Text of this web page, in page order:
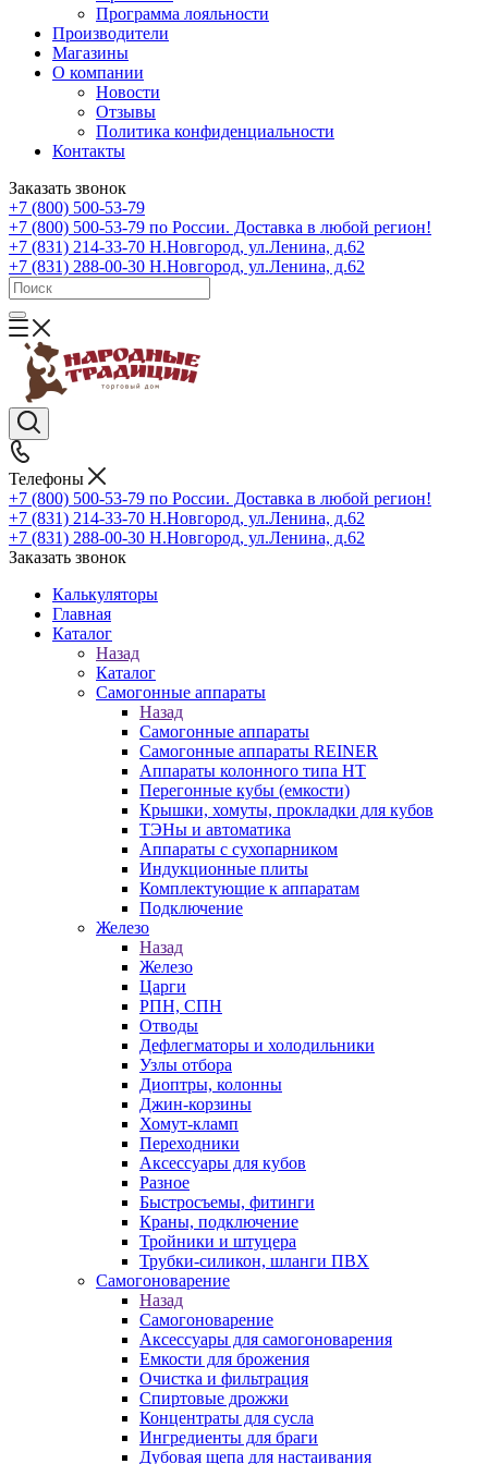
Программа лояльности
Производители
Магазины
О компании
Новости
Отзывы
Политика конфиденциальности
Контакты
Заказать звонок
+7 (800) 500-53-79
+7 (800) 500-53-79 по России. Доставка в любой регион!
+7 (831) 214-33-70 Н.Новгород, ул.Ленина, д.62
+7 (831) 288-00-30 Н.Новгород, ул.Ленина, д.62
Телефоны
+7 (800) 500-53-79 по России. Доставка в любой регион!
+7 (831) 214-33-70 Н.Новгород, ул.Ленина, д.62
+7 (831) 288-00-30 Н.Новгород, ул.Ленина, д.62
Заказать звонок
Калькуляторы
Главная
Каталог
Назад
Каталог
Самогонные аппараты
Назад
Самогонные аппараты
Самогонные аппараты REINER
Аппараты колонного типа НТ
Перегонные кубы (емкости)
Крышки, хомуты, прокладки для кубов
ТЭНы и автоматика
Аппараты с сухопарником
Индукционные плиты
Комплектующие к аппаратам
Подключение
Железо
Назад
Железо
Царги
РПН, СПН
Отводы
Дефлегматоры и холодильники
Узлы отбора
Диоптры, колонны
Джин-корзины
Хомут-кламп
Переходники
Аксессуары для кубов
Разное
Быстросъемы, фитинги
Краны, подключение
Тройники и штуцера
Трубки-силикон, шланги ПВХ
Самогоноварение
Назад
Самогоноварение
Аксессуары для самогоноварения
Емкости для брожения
Очистка и фильтрация
Спиртовые дрожжи
Концентраты для сусла
Ингредиенты для браги
Дубовая щепа для настаивания